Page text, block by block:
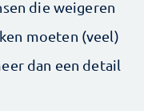
die weigeren
moeten (veel)
dan een detail